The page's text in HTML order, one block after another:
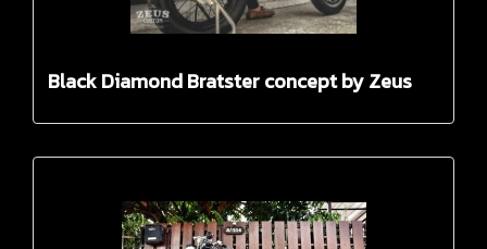
Black Diamond Bratster concept by Zeus